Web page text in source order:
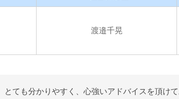
渡邉千晃
とても分かりやすく、心強いアドバイスを頂け